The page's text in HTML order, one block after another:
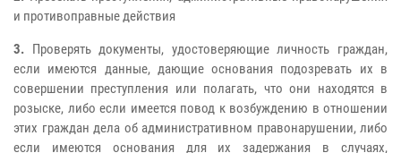
и противоправные действия
3. Проверять документы, удостоверяющие личность граждан,
если имеются данные, дающие основания подозревать их в
совершении преступления или полагать, что они находятся в
розыске, либо если имеется повод к возбуждению в отношении
этих граждан дела об административном правонарушении, либо
если имеются основания для их задержания в случаях,